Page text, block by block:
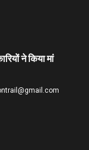
ने किया मां